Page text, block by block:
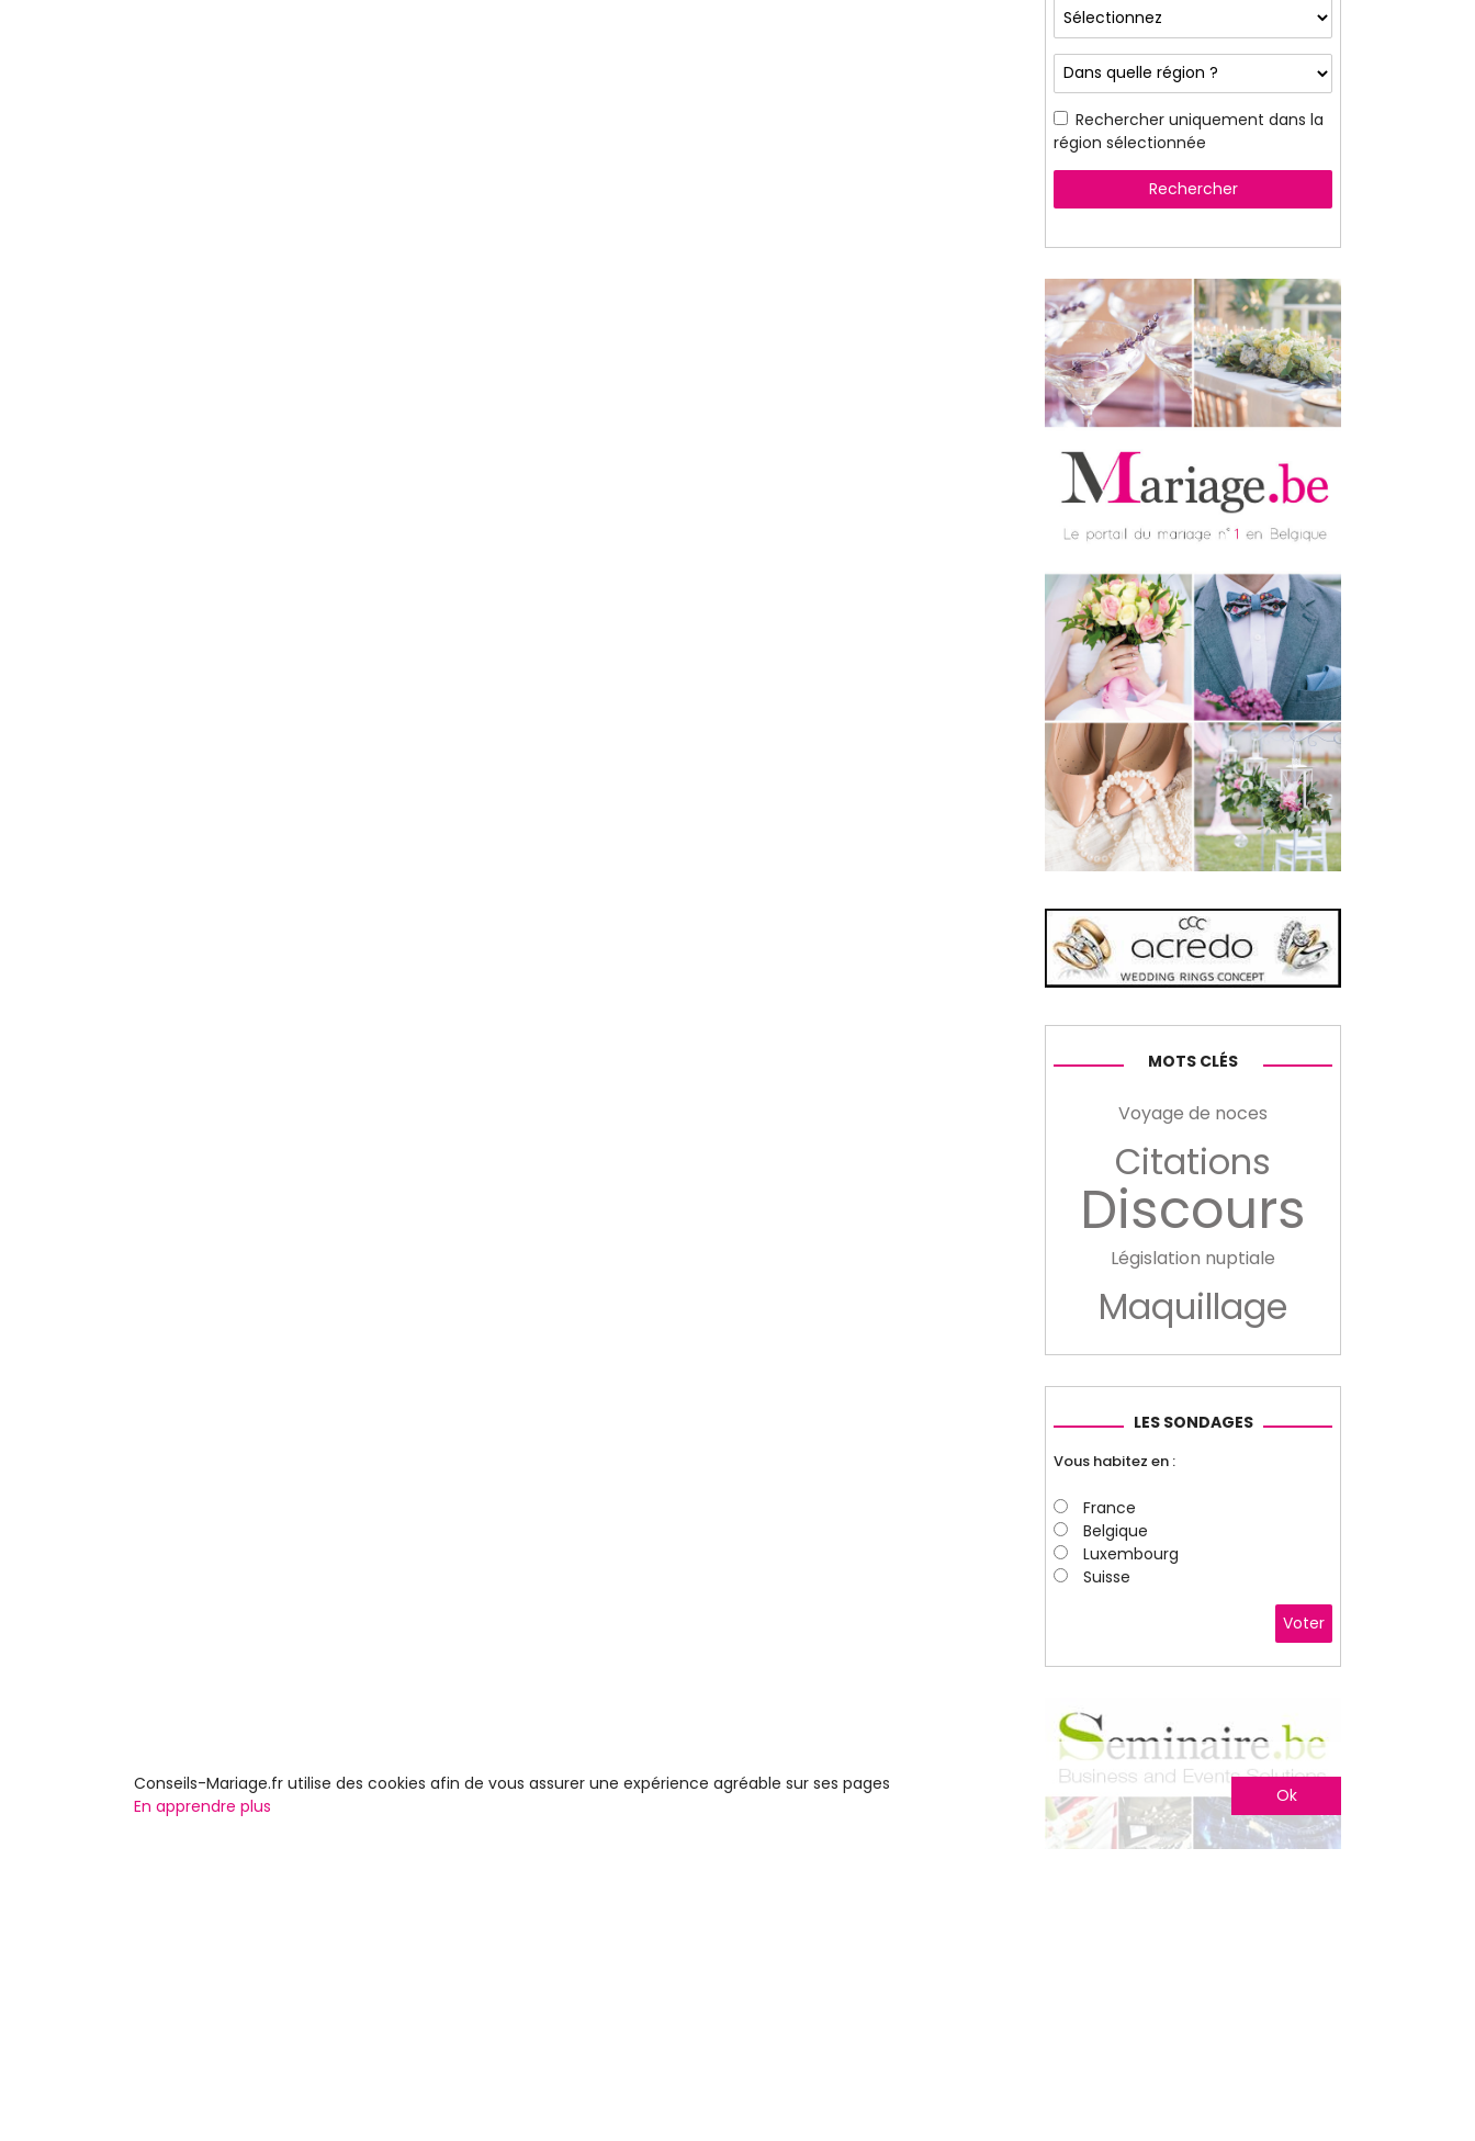
Rechercher uniquement dans la
région sélectionnée
Rechercher
MOTS CLÉS
Voyage de noces
Citations
Discours
Législation nuptiale
Maquillage
LES SONDAGES
Vous habitez en :
France
Belgique
Luxembourg
Suisse
Voter
Conseils-Mariage.fr utilise des cookies afin de vous assurer une expérience agréable sur ses pages
En apprendre plus
Ok